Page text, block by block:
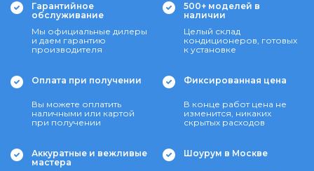
Гарантийное
обслуживание
Мы официальные дилеры
и даем гарантию
производителя
500+ моделей в
наличии
Целый склад
кондиционеров, готовых
к установке
Оплата при получении
Вы можете оплатить
наличными или картой
при получении
Фиксированная цена
В конце работ цена не
изменится, никаких
скрытых расходов
Аккуратные и вежливые
мастера
Шоурум в Москве